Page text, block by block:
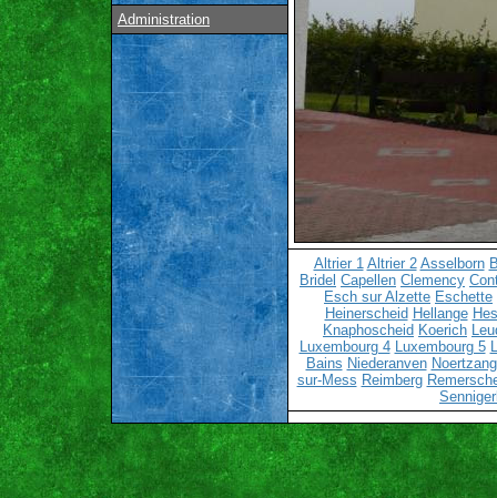
Administration
Altrier 1 Altrier 2 Asselborn
Bridel Capellen Clemency
Esch sur Alzette Eschette
Heinerscheid Hellange
Knaphoscheid Koerich
Luxembourg 4 Luxembourg 5
Bains Niederanven
sur-Mess Reimberg